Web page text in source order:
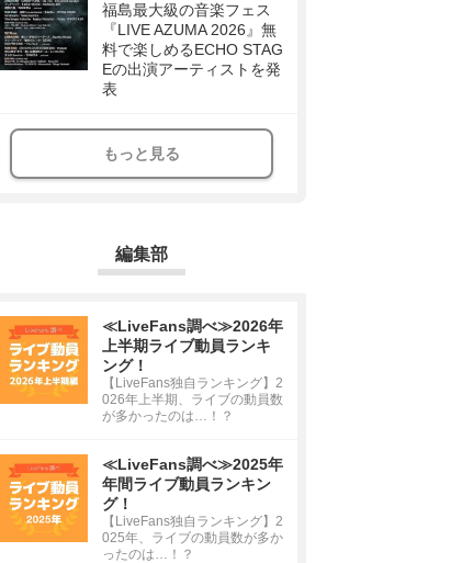
福島最大級の音楽フェス
『LIVE AZUMA 2026』無
料で楽しめるECHO STAG
Eの出演アーティストを発
表
もっと見る
編集部
≪LiveFans調べ≫2026年
上半期ライブ動員ランキ
ング！
【LiveFans独自ランキング】2
026年上半期、ライブの動員数
が多かったのは…！？
≪LiveFans調べ≫2025年
年間ライブ動員ランキン
グ！
【LiveFans独自ランキング】2
025年、ライブの動員数が多か
ったのは…！？